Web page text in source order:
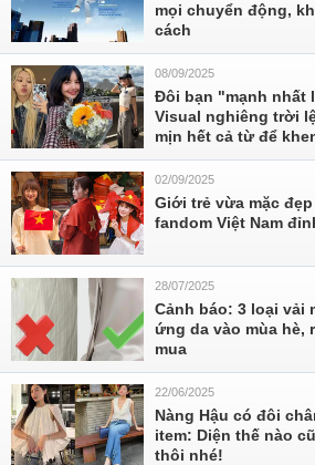
mọi chuyển động,
cách
08/09/2025
Đôi bạn "mạnh nhất
Visual nghiêng trời
mịn hết cả từ để
02/09/2025
Giới trẻ vừa mặc
fandom Việt Nam
28/07/2025
Cảnh báo: 3 loại vải
ứng da vào mùa hè,
mua
22/06/2025
Nàng Hậu có đôi
item: Diện thế nào
thôi nhé!